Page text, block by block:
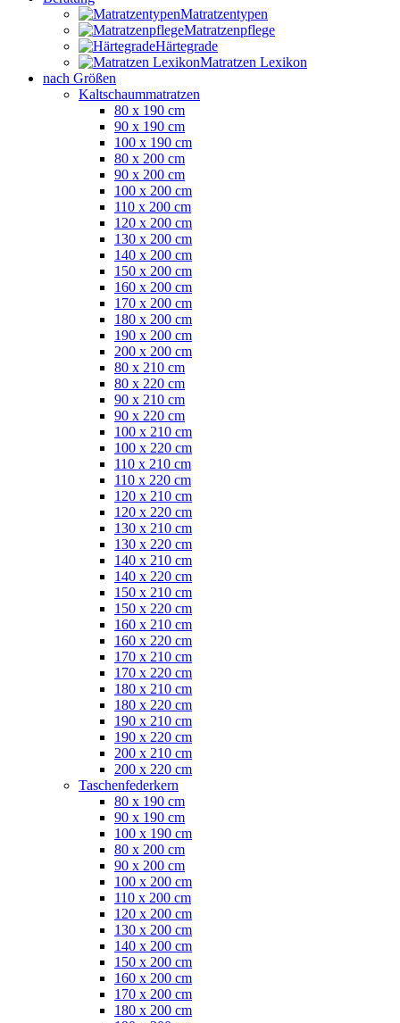
Matratzentypen
Matratzenpflege
Härtegrade
Matratzen Lexikon
nach Größen
Kaltschaummatratzen
80 x 190 cm
90 x 190 cm
100 x 190 cm
80 x 200 cm
90 x 200 cm
100 x 200 cm
110 x 200 cm
120 x 200 cm
130 x 200 cm
140 x 200 cm
150 x 200 cm
160 x 200 cm
170 x 200 cm
180 x 200 cm
190 x 200 cm
200 x 200 cm
80 x 210 cm
80 x 220 cm
90 x 210 cm
90 x 220 cm
100 x 210 cm
100 x 220 cm
110 x 210 cm
110 x 220 cm
120 x 210 cm
120 x 220 cm
130 x 210 cm
130 x 220 cm
140 x 210 cm
140 x 220 cm
150 x 210 cm
150 x 220 cm
160 x 210 cm
160 x 220 cm
170 x 210 cm
170 x 220 cm
180 x 210 cm
180 x 220 cm
190 x 210 cm
190 x 220 cm
200 x 210 cm
200 x 220 cm
Taschenfederkern
80 x 190 cm
90 x 190 cm
100 x 190 cm
80 x 200 cm
90 x 200 cm
100 x 200 cm
110 x 200 cm
120 x 200 cm
130 x 200 cm
140 x 200 cm
150 x 200 cm
160 x 200 cm
170 x 200 cm
180 x 200 cm